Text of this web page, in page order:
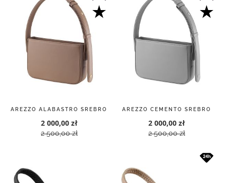
AREZZO ALABASTRO SREBRO
2 000,00 zł
2 500,00 zł
AREZZO CEMENTO SREBRO
2 000,00 zł
2 500,00 zł